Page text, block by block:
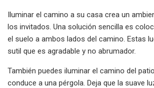
Iluminar el camino a su casa crea un
los invitados. Una solución sencilla es
el suelo a ambos lados del camino. Estas
sutil que es agradable y no abrumador.
También puedes iluminar el camino del
conduce a una pérgola. Deja que la suave